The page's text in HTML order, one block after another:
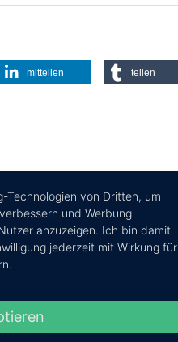
mitteilen teilen
Technologien von Dritten, um
und Werbung
anzuzeigen. Ich bin damit
jederzeit mit Wirkung für